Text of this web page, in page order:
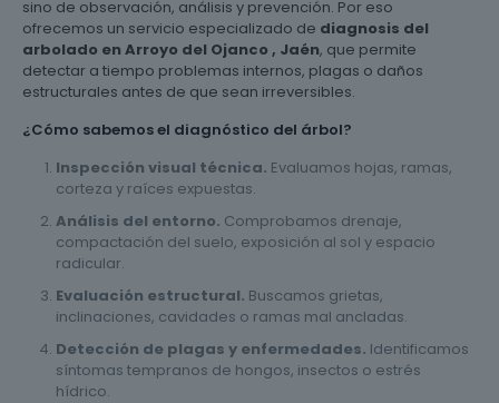
sino de observación, análisis y prevención. Por eso
ofrecemos un servicio especializado de diagnosis del
arbolado en Arroyo del Ojanco , Jaén, que permite
detectar a tiempo problemas internos, plagas o daños
estructurales antes de que sean irreversibles.
¿Cómo sabemos el diagnóstico del árbol?
Inspección visual técnica. Evaluamos hojas, ramas,
corteza y raíces expuestas.
Análisis del entorno. Comprobamos drenaje,
compactación del suelo, exposición al sol y espacio
radicular.
Evaluación estructural. Buscamos grietas,
inclinaciones, cavidades o ramas mal ancladas.
Detección de plagas y enfermedades. Identificamos
síntomas tempranos de hongos, insectos o estrés
hídrico.